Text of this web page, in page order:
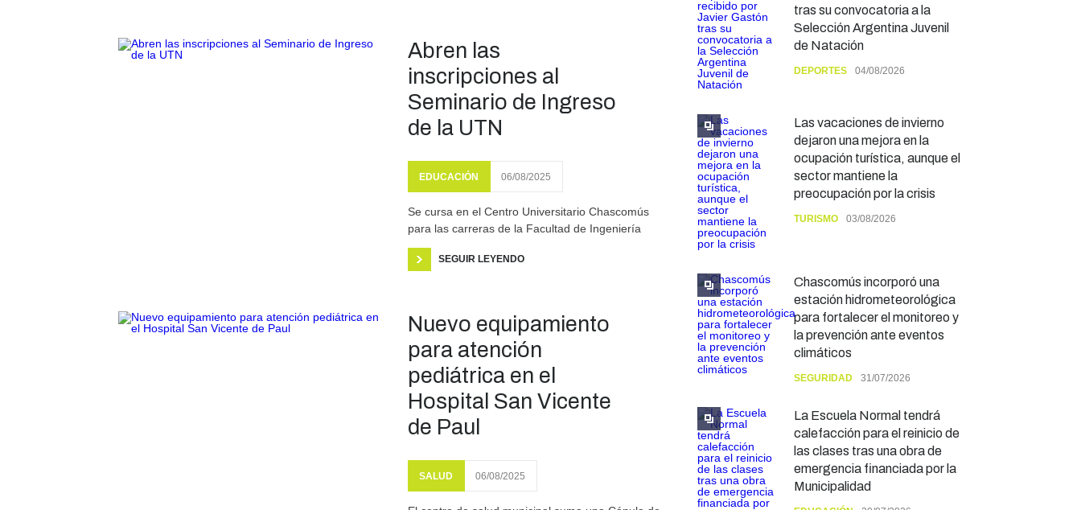
Abren las
inscripciones al
Seminario de Ingreso
de la UTN
EDUCACIÓN 06/08/2025
Se cursa en el Centro Universitario Chascomús
para las carreras de la Facultad de Ingeniería
SEGUIR LEYENDO
Nuevo equipamiento
para atención
pediátrica en el
Hospital San Vicente
de Paul
SALUD 06/08/2025
tras su convocatoria a la
Selección Argentina Juvenil
de Natación
DEPORTES 04/08/2026
Las vacaciones de invierno
dejaron una mejora en la
ocupación turística, aunque el
sector mantiene la
preocupación por la crisis
TURISMO 03/08/2026
Chascomús incorporó una
estación hidrometeorológica
para fortalecer el monitoreo y
la prevención ante eventos
climáticos
SEGURIDAD 31/07/2026
La Escuela Normal tendrá
calefacción para el reinicio de
las clases tras una obra de
emergencia financiada por la
Municipalidad